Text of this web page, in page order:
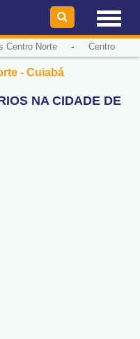
Centro Norte- Centro
- Cuiabá
NA CIDADE DE